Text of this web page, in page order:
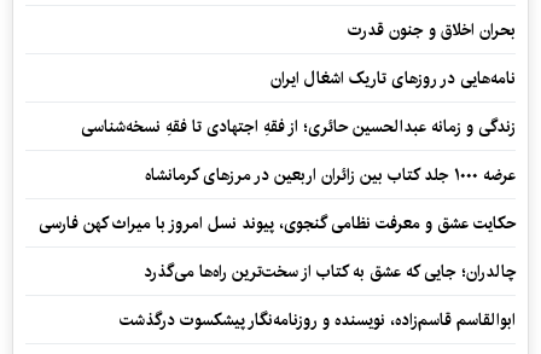
بحران اخلاق و جنون قدرت
نامه‌هایی در روزهای تاریک اشغال ایران
زندگی و زمانه عبدالحسین حائری؛ از فقهِ اجتهادی تا فقهِ نسخه‌شناسی
عرضه ۱۰۰۰ جلد کتاب بین زائران اربعین در مرزهای کرمانشاه
حکایت عشق و معرفت نظامی گنجوی، پیوند نسل امروز با میراث کهن فارسی
چالدران؛ جایی که عشق به کتاب از سخت‌ترین راه‌ها می‌گذرد
ابوالقاسم قاسم‌زاده، نویسنده و روزنامه‌نگار پیشکسوت درگذشت